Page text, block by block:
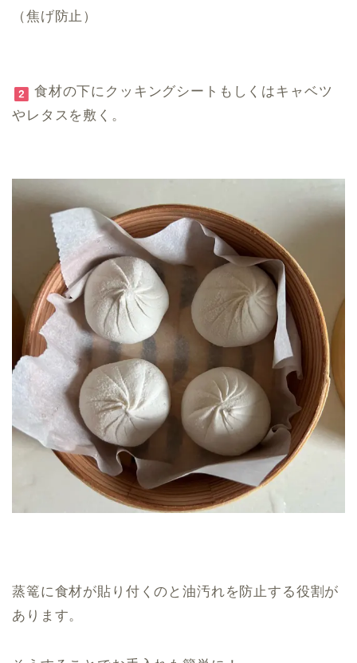
（焦げ防止）
食材の下にクッキングシートもしくはキャベツ
やレタスを敷く。
蒸篭に食材が貼り付くのと油汚れを防止する役割が
あります。